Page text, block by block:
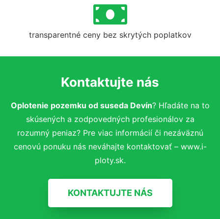
transparentné ceny bez skrytých poplatkov
Kontaktujte nás
Oplotenie pozemku od suseda Devín? Hľadáte na to
skúsených a zodpovedných profesionálov za
rozumný peniaz? Pre viac informácií či nezáväznú
cenovú ponuku nás neváhajte kontaktovať – www.i-
ploty.sk.
KONTAKTUJTE NÁS